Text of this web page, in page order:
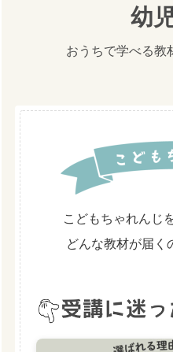
幼
おうちで学べる教
こどもちゃれんじ
どんな教材が届く